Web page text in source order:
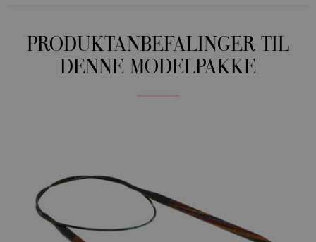
PRODUKTANBEFALINGER TIL
DENNE MODELPAKKE